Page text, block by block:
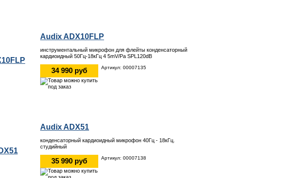
Audix ADX10FLP
инструментальный микрофон для флейты конденсаторный
кардиоидный 50Гц-18кГц 4 5mV/Pa SPL120dB
34 990 руб Артикул: 00007135
Audix ADX51
конденсаторный кардиоидный микрофон 40Гц - 18кГц.
студийный
35 990 руб Артикул: 00007138